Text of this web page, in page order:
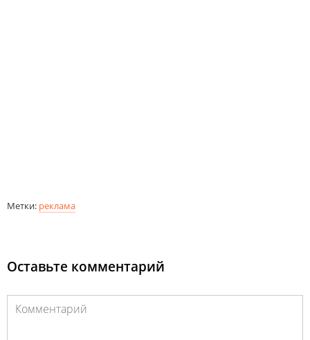
Метки: реклама
Оставьте комментарий